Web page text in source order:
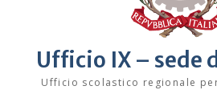
Ufficio IX – sede
Ufficio scolastico regionale